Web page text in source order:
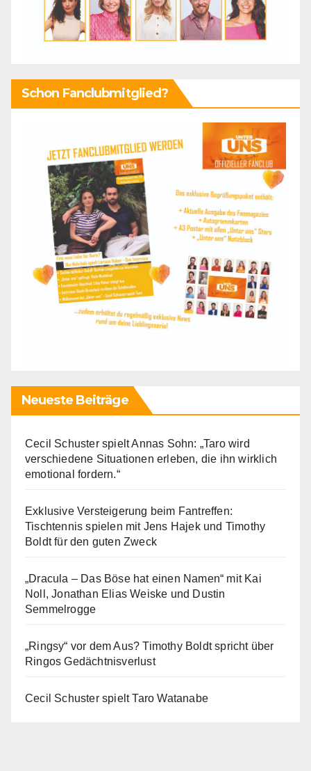
Schon Fanclubmitglied?
Neueste Beiträge
Cecil Schuster spielt Annas Sohn: „Taro wird
verschiedene Situationen erleben, die ihn wirklich
emotional fordern.“
Exklusive Versteigerung beim Fantreffen:
Tischtennis spielen mit Jens Hajek und Timothy
Boldt für den guten Zweck
„Dracula – Das Böse hat einen Namen“ mit Kai
Noll, Jonathan Elias Weiske und Dustin
Semmelrogge
„Ringsy“ vor dem Aus? Timothy Boldt spricht über
Ringos Gedächtnisverlust
Cecil Schuster spielt Taro Watanabe